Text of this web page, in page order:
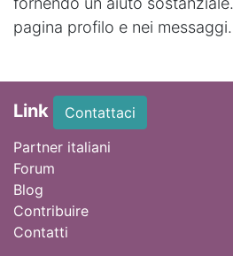
pagina profilo e nei messaggi.
Link
Contattaci
Partner italiani
Forum
Blog
Contribuire
Contatti